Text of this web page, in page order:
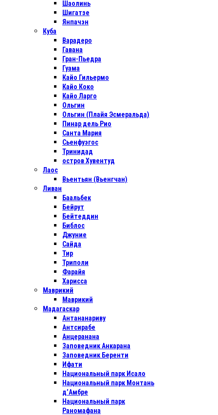
Шаолинь
Шигатзе
Янпачэн
Куба
Варадеро
Гавана
Гран-Пьедра
Гуама
Кайо Гильермо
Кайо Коко
Кайо Ларго
Ольгин
Ольгин (Плайя Эсмеральда)
Пинар дель Рио
Санта Мария
Сьенфуэгос
Тринидад
остров Хувентуд
Лаос
Вьентьян (Вьенгчан)
Ливан
Баальбек
Бейрут
Бейтеддин
Библос
Джуние
Сайда
Тир
Триполи
Фарайя
Харисса
Маврикий
Маврикий
Мадагаскар
Антананариву
Антсирабе
Анцеранана
Заповедник Анкарана
Заповедник Беренти
Ифати
Национальный парк Исало
Национальный парк Монтань
д’Амбре
Национальный парк
Раномафана